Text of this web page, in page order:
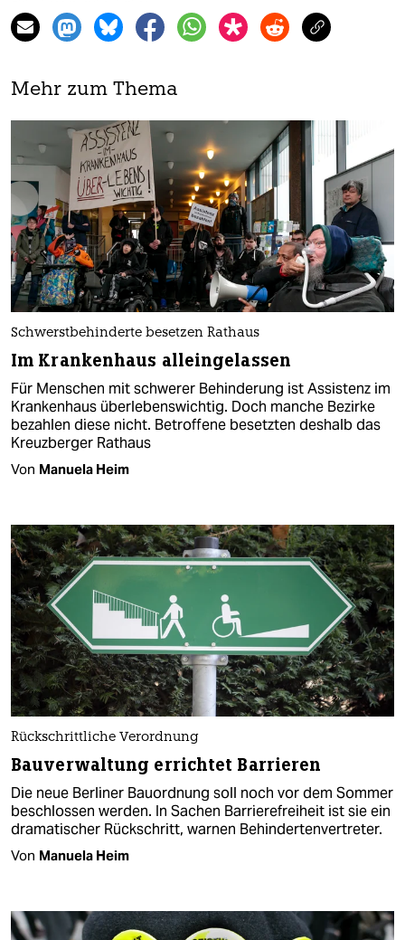
Mehr zum Thema
Schwerstbehinderte besetzen Rathaus
Im Krankenhaus alleingelassen
Für Menschen mit schwerer Behinderung ist Assistenz im
Krankenhaus überlebenswichtig. Doch manche Bezirke
bezahlen diese nicht. Betroffene besetzten deshalb das
Kreuzberger Rathaus
Von Manuela Heim
Rückschrittliche Verordnung
Bauverwaltung errichtet Barrieren
Die neue Berliner Bauordnung soll noch vor dem Sommer
beschlossen werden. In Sachen Barrierefreiheit ist sie ein
dramatischer Rückschritt, warnen Behindertenvertreter.
Von Manuela Heim